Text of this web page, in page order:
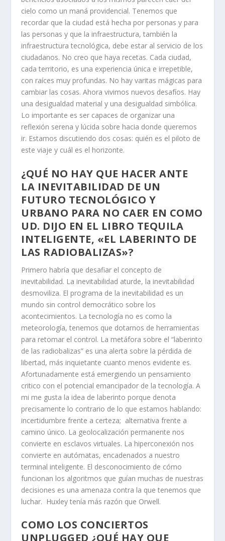
cielo como un maná providencial. Tenemos que
recordar que la ciudad está hecha por personas y para
las personas y que la infraestructura, también la
infraestructura tecnológica, debe estar al servicio de los
ciudadanos. No creo que haya recetas. Cada ciudad,
cada territorio, es una experiencia única e irrepetible,
con raíces muy profundas. No hay varitas mágicas para
cambiar las cosas. Ahora vivimos nuevos desafíos. Hay
una desigualdad material y una desigualdad simbólica.
Lo importante es ser capaces de organizar una
reflexión serena y lúcida sobre hacia donde queremos
ir. Estamos discutiendo dos cosas: quién es el piloto de
este viaje y cuál es el horizonte.
¿QUÉ NO HAY QUE HACER ANTE
LA INEVITABILIDAD DE UN
FUTURO TECNOLÓGICO Y
URBANO PARA NO CAER EN COMO
UD. DIJO EN EL LIBRO TEQUILA
INTELIGENTE, «EL LABERINTO DE
LAS RADIOBALIZAS»?
Primero habría que desafiar el concepto de
inevitabilidad. La inevitabilidad aturde, la inevitabilidad
desmoviliza. El programa de la inevitabilidad es un
mundo sin control democrático sobre los
acontecimientos. La tecnología no es como la
meteorología, tenemos que dotarnos de herramientas
para retomar el control. La metáfora sobre el “laberinto
de las radiobalizas” es una alerta sobre la pérdida de
libertad, más inquietante cuanto menos evidente es.
Afortunadamente está emergiendo un pensamiento
critico con el potencial emancipador de la tecnología. A
mi me gusta la idea de laberinto porque denota
precisamente lo contrario de lo que estamos hablando:
incertidumbre frente a certeza; alternativa frente a
camino único. La geolocalización permanente nos
convierte en esclavos virtuales. La hiperconexión nos
convierte en autómatas, encadenados a nuestro
terminal inteligente. El desconocimiento de cómo
funcionan los algoritmos que guían muchas de nuestras
decisiones es una amenaza contra la que tenemos que
luchar. Huxley tenía más razón que Orwell.
COMO LOS CONCIERTOS
UNPLUGGED ¿QUÉ HAY QUE